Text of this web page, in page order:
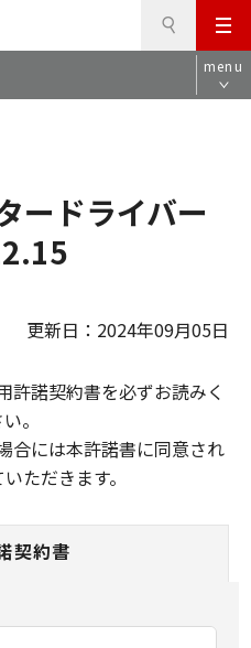
メ
ニ
ュ
menu
ードライバー
更新日：2024年09月05日
許諾契約書を必ずお読みく
。
合には本許諾書に同意され
ただきます。
契約書